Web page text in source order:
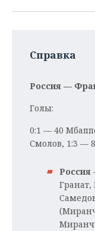
Справка
Россия —
Голы:
0:1 — 40
Смолов, 1:3 —
Россия